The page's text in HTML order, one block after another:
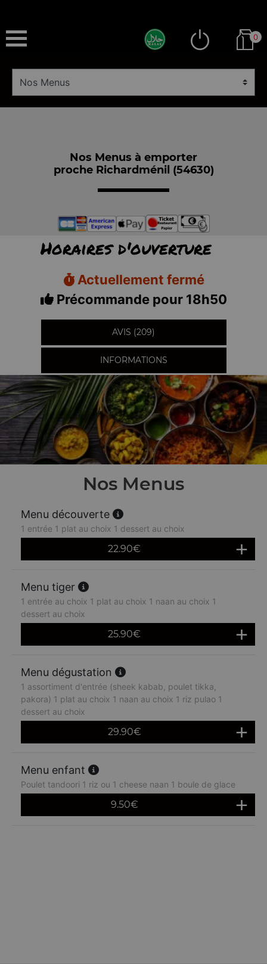
0
Nos Menus à emporter
proche Richardménil (54630)
Horaires d'ouverture
Actuellement fermé
Précommande pour 18h50
AVIS (209)
INFORMATIONS
Nos Menus
Menu découverte
1 entrée 1 plat au choix 1 dessert au choix
22.90€
Menu tiger
1 entrée au choix 1 plat au choix 1 naan au choix 1
dessert au choix
25.90€
Menu dégustation
1 assortiment d'entrée (sheek kabab, poulet tikka,
pakora) 1 plat au choix 1 naan au choix 1 riz pulao 1
dessert au choix
29.90€
Menu enfant
Poulet tandoori 1 riz ou 1 cheese naan 1 boule de glace
9.50€